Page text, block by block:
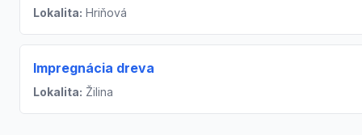
Lokalita: Hriňová
Impregnácia dreva
Lokalita: Žilina